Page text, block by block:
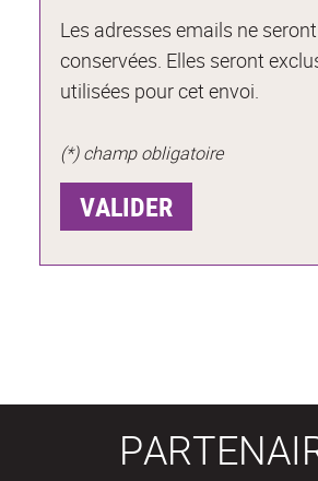
Les adresses emails ne
conservées. Elles seront
utilisées pour cet envoi.
(*) champ obligatoire